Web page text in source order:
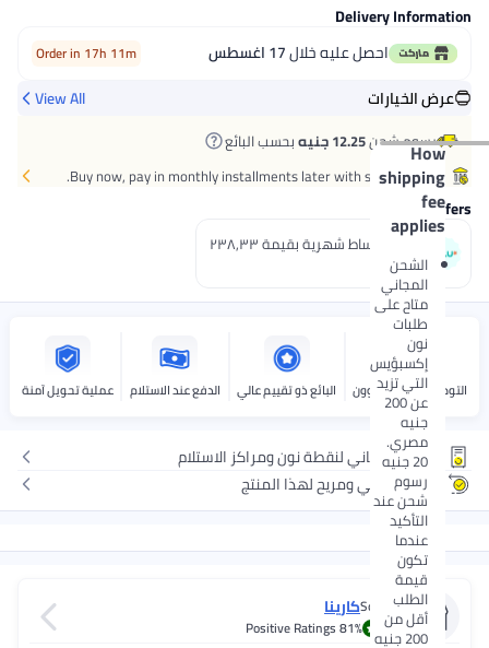
Delivery Information
احصل عليه خلال17 اغسطس Order in 17h 11m
عرض الخيارات View All
رسوم شحن12.25 جنيه بحسب البائع How
shipping
fee
applies
الشحن
المجاني
متاح على
طلبات
نون
إكسبؤيس
التي تزيد
عن 200
جنيه
مصري.
20 جنيه
رسوم
شحن عند
التأكيد
عندما
تكون
قيمة
الطلب
أقل من
200 جنيه
Buy now, pay in monthly installments later with select cards.
Payment offers
إدفع 3 اقساط شهرية بقيمة ٢٣٨٫٣٣
جنيه.
التوصيل بواسطة نوون البائع ذو تقييم عالي الدفع عند الاستلام عملية تحويل آمنة
توصيل مجاني لنقطة نون ومراكز الاستلام
إرجاع مجاني ومريح لهذا المنتج
Sold byكارينا
4.0
81%
Positive Ratings